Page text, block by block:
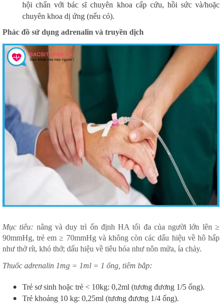
hội chẩn với bác sĩ chuyên khoa cấp cứu, hồi sức và/hoặc
chuyên khoa dị ứng (nếu có).
Phác đồ sử dụng adrenalin và truyền dịch
Mục tiêu: nâng và duy trì ổn định HA tối đa của người lớn lên ≥
90mmHg, trẻ em ≥ 70mmHg và không còn các dấu hiệu về hô hấp
như thở rít, khó thở; dấu hiệu về tiêu hóa như nôn mửa, ỉa chảy.
Thuốc adrenalin 1mg = 1ml = 1 ống, tiêm bắp:
Trẻ sơ sinh hoặc trẻ < 10kg: 0,2ml (tương đương 1/5 ống).
Trẻ khoảng 10 kg: 0,25ml (tương đương 1/4 ống).